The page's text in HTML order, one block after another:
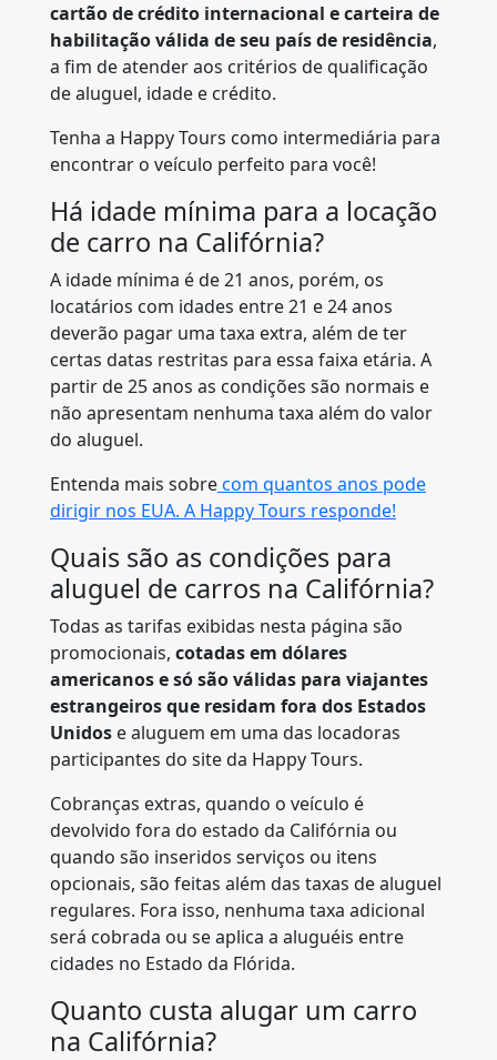
cartão de crédito internacional e carteira de
habilitação válida de seu país de residência,
a fim de atender aos critérios de qualificação
de aluguel, idade e crédito.
Tenha a Happy Tours como intermediária para
encontrar o veículo perfeito para você!
Há idade mínima para a locação
de carro na Califórnia?
A idade mínima é de 21 anos, porém, os
locatários com idades entre 21 e 24 anos
deverão pagar uma taxa extra, além de ter
certas datas restritas para essa faixa etária. A
partir de 25 anos as condições são normais e
não apresentam nenhuma taxa além do valor
do aluguel.
Entenda mais sobrecom quantos anos pode
dirigir nos EUA. A Happy Tours responde!
Quais são as condições para
aluguel de carros na Califórnia?
Todas as tarifas exibidas nesta página são
promocionais, cotadas em dólares
americanos e só são válidas para viajantes
estrangeiros que residam fora dos Estados
Unidos e aluguem em uma das locadoras
participantes do site da Happy Tours.
Cobranças extras, quando o veículo é
devolvido fora do estado da Califórnia ou
quando são inseridos serviços ou itens
opcionais, são feitas além das taxas de aluguel
regulares. Fora isso, nenhuma taxa adicional
será cobrada ou se aplica a aluguéis entre
cidades no Estado da Flórida.
Quanto custa alugar um carro
na Califórnia?